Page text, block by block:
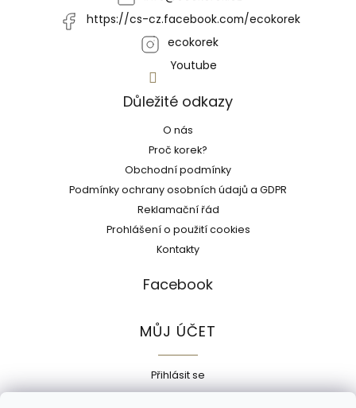
https://cs-cz.facebook.com/ecokorek
ecokorek
Youtube
Důležité odkazy
O nás
Proč korek?
Obchodní podmínky
Podmínky ochrany osobních údajů a GDPR
Reklamační řád
Prohlášení o použití cookies
Kontakty
Facebook
MŮJ ÚČET
Přihlásit se
Registrace